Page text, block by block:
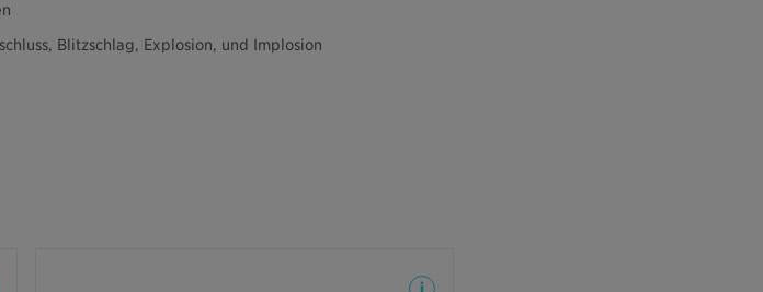
Blitzschlag, Explosion, und Implosion
Auch solche Flüssigkeitsschäden können